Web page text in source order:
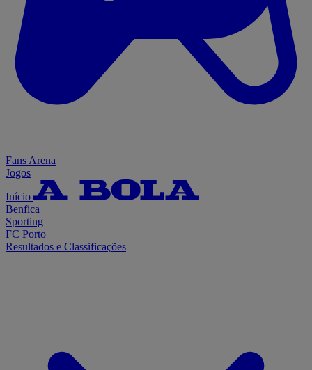
Fans Arena
Jogos
Início
Benfica
Sporting
FC Porto
Resultados e Classificações